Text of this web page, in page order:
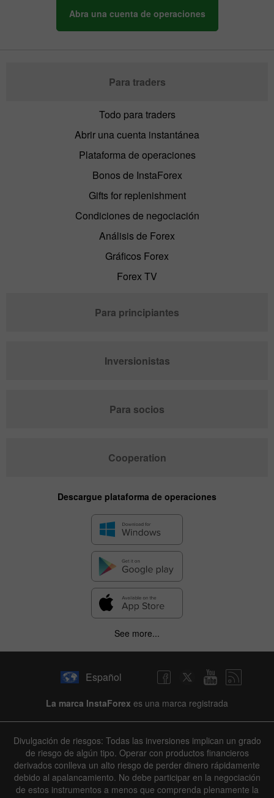
Abra una cuenta de operaciones
Para traders
Todo para traders
Abrir una cuenta instantánea
Plataforma de operaciones
Bonos de InstaForex
Gifts for replenishment
Condiciones de negociación
Análisis de Forex
Gráficos Forex
Forex TV
Para principiantes
Inversionistas
Para socios
Cooperation
Descargue plataforma de operaciones
See more...
Español
La marca InstaForex es una marca registrada
Divulgación de riesgos: Todas las inversiones implican un grado
de riesgo de algún tipo. Operar con productos financieros
derivados conlleva un alto riesgo de perder dinero rápidamente
debido al apalancamiento. No debe participar en la negociación
de estos instrumentos a menos que comprenda plenamente la